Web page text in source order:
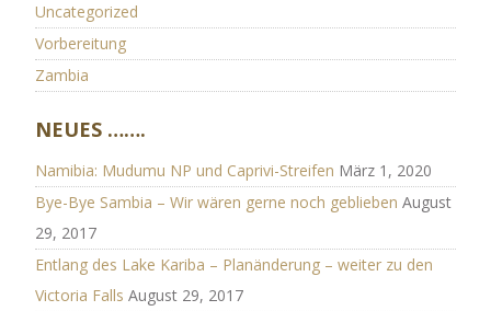
Uncategorized
Vorbereitung
Zambia
NEUES …….
Namibia: Mudumu NP und Caprivi-Streifen März 1, 2020
Bye-Bye Sambia – Wir wären gerne noch geblieben August
29, 2017
Entlang des Lake Kariba – Planänderung – weiter zu den
Victoria Falls August 29, 2017